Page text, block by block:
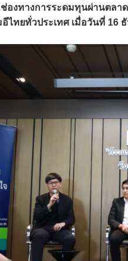
องทางการระดมทุนผ่านตล
อีไทยทั่วประเทศ เมื่อวันที่ 16